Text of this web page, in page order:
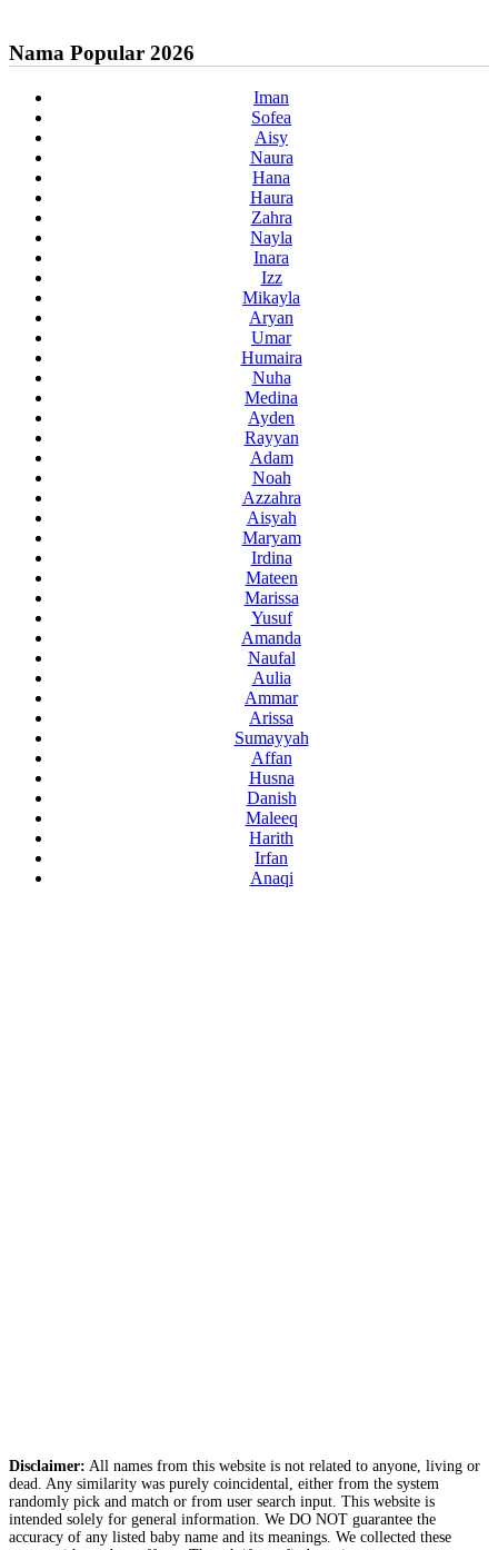
Nama Popular 2026
Iman
Sofea
Aisy
Naura
Hana
Haura
Zahra
Nayla
Inara
Izz
Mikayla
Aryan
Umar
Humaira
Nuha
Medina
Ayden
Rayyan
Adam
Noah
Azzahra
Aisyah
Maryam
Irdina
Mateen
Marissa
Yusuf
Amanda
Naufal
Aulia
Ammar
Arissa
Sumayyah
Affan
Husna
Danish
Maleeq
Harith
Irfan
Anaqi
Disclaimer: All names from this website is not related to anyone, living or
dead. Any similarity was purely coincidental, either from the system
randomly pick and match or from user search input. This website is
intended solely for general information. We DO NOT guarantee the
accuracy of any listed baby name and its meanings. We collected these